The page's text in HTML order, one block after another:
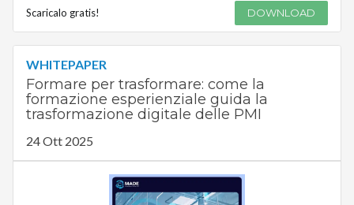
Scaricalo gratis! DOWNLOAD
WHITEPAPER
Formare per trasformare: come la
formazione esperienziale guida la
trasformazione digitale delle PMI
24 Ott 2025